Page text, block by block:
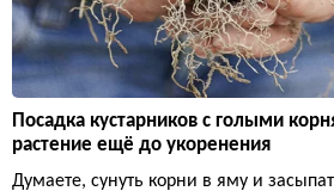
Посадка кустарников с голыми
растение ещё до укоренения
Думаете, сунуть корни в яму и